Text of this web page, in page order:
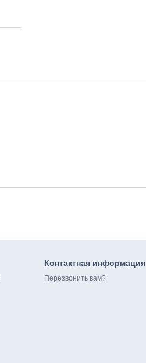
Контактная информация
Перезвонить вам?